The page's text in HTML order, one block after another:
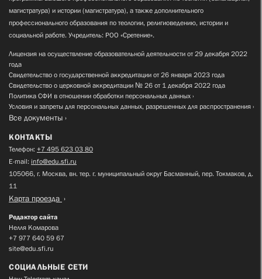
магистратура) и истории (магистратура), а также дополнительного
профессионального образования по теологии, религиоведению, истории и
социальной работе. Учредитель: РОО «Сретение».
Лицензия на осуществление образовательной деятельности от 29 декабря 2022
года
Свидетельство о государственной аккредитации от 26 января 2023 года
Свидетельство о церковной аккредитации № 26 от 1 декабря 2022 года
Политика СФИ в отношении обработки персональных данных
Условия и запреты для персональных данных, разрешенных для распространения
Все документы
КОНТАКТЫ
Телефон: +7 495 623 03 80
E-mail: info@edu.sfi.ru
105066, г. Москва, вн. тер. г. муниципальный округ Басманный, пер. Токмаков, д.
11
Карта проезда
Редактор сайта
Нелля Комарова
+7 977 640 59 67
site@edu.sfi.ru
СОЦИАЛЬНЫЕ СЕТИ